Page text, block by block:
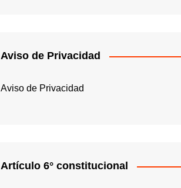
Aviso de Privacidad
Aviso de Privacidad
Artículo 6° constitucional